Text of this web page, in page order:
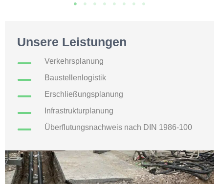
Unsere Leistungen
Verkehrsplanung
Baustellenlogistik
Erschließungsplanung
Infrastrukturplanung
Überflutungsnachweis nach DIN 1986-100